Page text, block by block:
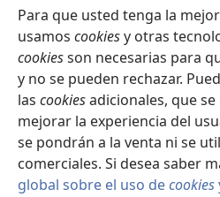
Para que usted tenga la
usamos cookiesy otras
cookiesson necesarias para
y no se pueden rechazar.
las cookiesadicionales, que
mejorar la experiencia del
se pondrán a la venta ni se
comerciales. Si desea saber
global sobre el uso decookies
una
ventana)
INTERNETPI
(abre
una
nueva
ventana)
JW Hub
(abre
una
nueva
ventana)
JW Library ®